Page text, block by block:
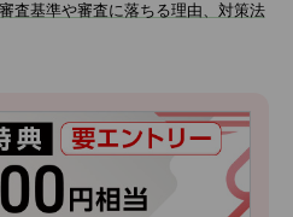
査基準や審査に落ちる理由、対策法